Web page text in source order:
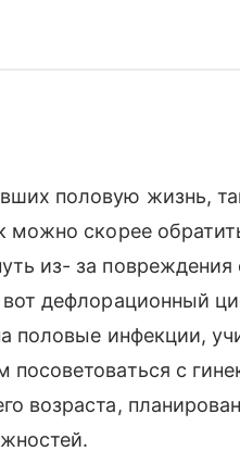
половую жизнь,
скорее
из- за повреждения
дефлорационный
половые инфекции,
с
возраста,